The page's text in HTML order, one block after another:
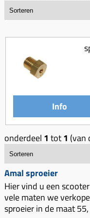
Bougie 4-takt
Bougies (kap)
CDI
Claxon
Kabelboom
Koplamp
Lampen
Lichtschakelaar
Ontsteking
Overige
Startmotor
Startrelais
Cilinders kits
Cilinder koppen
Cilinder los
Drukveer
Ketting
Koppeling (delen)
Koppeling greep
Koppeling handel
Krukassen
Krukas (delen)
Lagers &
Achterremkabel
Contactsloten
Digitale km-tellers
Dashboard
Gashendel
Kabels
Kappen
Kappenset
km tellers
Achterdragers
Achterdragers
Kettingslot ART 3
Kettingslot ART 4
Beenkleden
Beugelslot
zadelseat
Drager (delen)
Handvatten
Handschoenen
Helmen
Blog
Info
onderdeel 1 tot1 (van
Amal sproeier
Hier vind u een
vele maten we
sproeier in de maat